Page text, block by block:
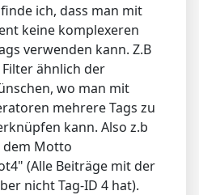
ich, dass man mit
keine komplexeren
verwenden kann. Z.B
ähnlich der
wo man mit
mehrere Tags zu
kann. Also z.b
dem Motto
(Alle Beiträge mit der
nicht Tag-ID 4 hat).